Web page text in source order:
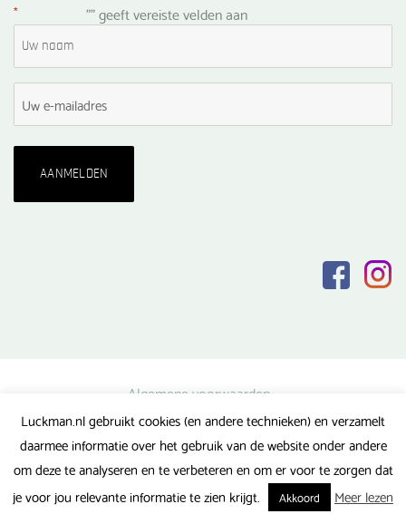
"
* " geeft vereiste velden aan
Algemene voorwaarden
Privacy verklaring
Veel gestelde vragen
Luckman.nl gebruikt cookies (en andere technieken) en verzamelt
daarmee informatie over het gebruik van de website onder andere
om deze te analyseren en te verbeteren en om er voor te zorgen dat
je voor jou relevante informatie te zien krijgt.
Akkoord Meer lezen